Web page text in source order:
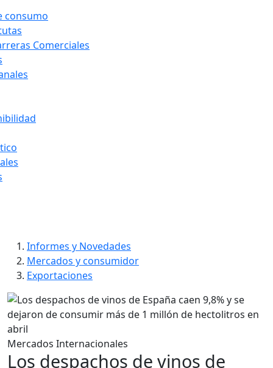
consumo
Comerciales
contenido
Informes y Novedades
Mercados y consumidor
Exportaciones
Mercados Internacionales
Los despachos de vinos de